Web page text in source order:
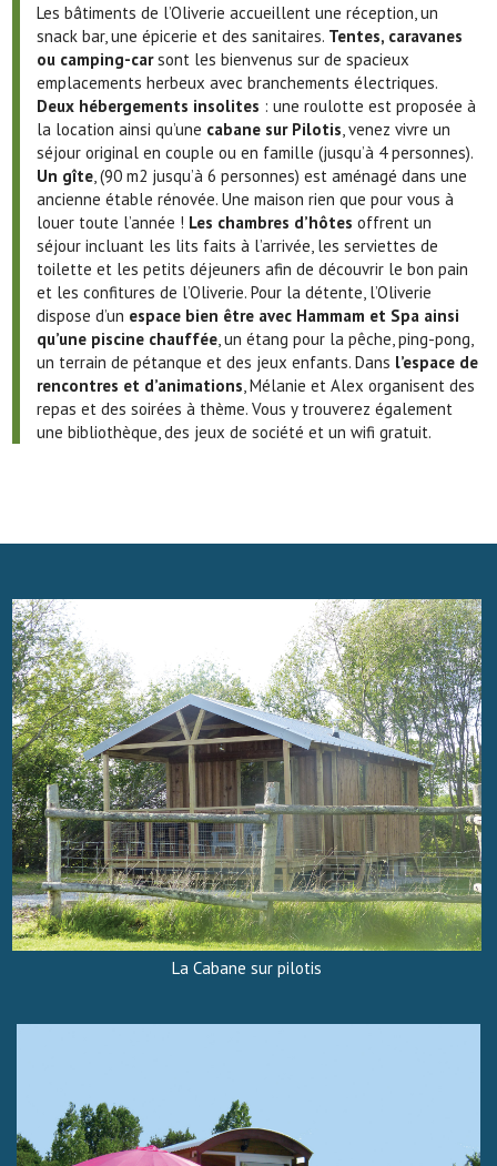
Les bâtiments de l’Oliverie accueillent une réception, un
snack bar, une épicerie et des sanitaires. Tentes, caravanes
ou camping-carsont les bienvenus sur de spacieux
emplacements herbeux avec branchements électriques.
Deux hébergements insolites : une roulotte est proposée à
la location ainsi qu’une cabane sur Pilotis , venez vivre un
séjour original en couple ou en famille (jusqu’à 4 personnes).
Un gîte , (90 m2 jusqu’à 6 personnes) est aménagé dans une
ancienne étable rénovée. Une maison rien que pour vous à
louer toute l’année ! Les chambres d’hôtes offrent un
séjour incluant les lits faits à l’arrivée, les serviettes de
toilette et les petits déjeuners afin de découvrir le bon pain
et les confitures de l’Oliverie. Pour la détente, l’Oliverie
dispose d’un espace bien être avec Hammam et Spa ainsi
qu’une piscine chauffée , un étang pour la pêche, ping-pong,
un terrain de pétanque et des jeux enfants. Dans l’espace de
rencontres et d’animations , Mélanie et Alex organisent des
repas et des soirées à thème. Vous y trouverez également
une bibliothèque, des jeux de société et un wifi gratuit.
La Cabane sur pilotis